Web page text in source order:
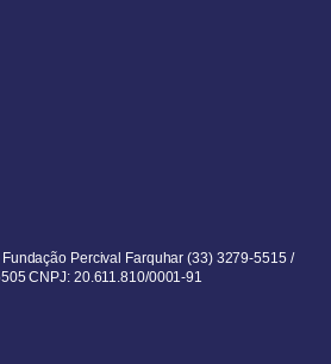
Percival Farquhar (33) 3279-5515 /
CNPJ: 20.611.810/0001-91